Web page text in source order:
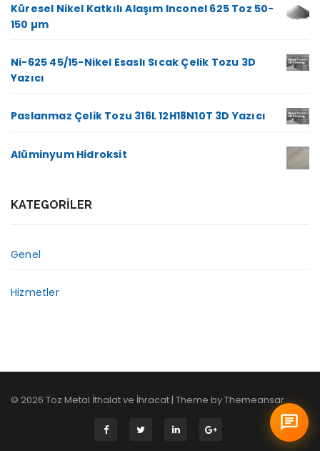
Küresel Nikel Katkılı Alaşım Inconel 625 Toz 50-
150 µm
Ni-625 45/15-Nikel Esaslı Sıcak Çelik Tozu 3D
Yazıcı
Paslanmaz Çelik Tozu 316L 12H18N10T 3D Yazıcı
Alüminyum Hidroksit
KATEGORILER
Genel
Hizmetler
© 2026 Toz Metal İthalat ve İhracat | Theme byThemeansar